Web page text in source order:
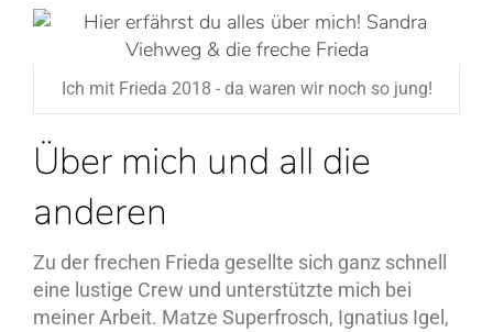
Ich mit Frieda 2018 - da waren wir noch so jung!
Über mich und all die
anderen
Zu der frechen Frieda gesellte sich ganz schnell
eine lustige Crew und unterstützte mich bei
meiner Arbeit. Matze Superfrosch, Ignatius Igel,